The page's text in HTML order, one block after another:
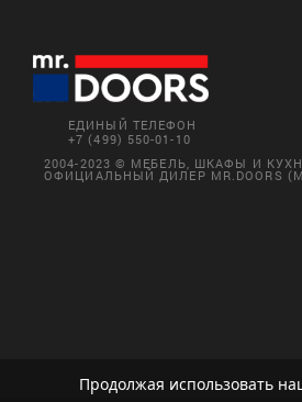
ЕДИНЫЙ ТЕЛЕФОН
+7 (499) 550-01-10
2004-2023 © МЕБЕЛЬ, ШКАФЫ И
ОФИЦИАЛЬНЫЙ ДИЛЕР MR.DOORS
Продолжая использовать